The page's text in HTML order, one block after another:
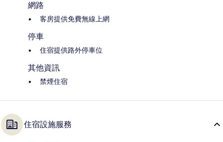
網路
客房提供免費無線上網
停車
住宿提供路外停車位
其他資訊
禁煙住宿
住宿設施服務